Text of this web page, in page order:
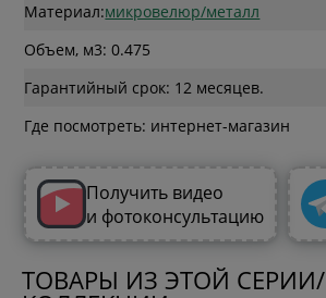
Материал:микровелюр/металл
Объем, м3: 0.475
Гарантийный срок: 12 месяцев.
Где посмотреть: интернет-магазин
Получить видео
и фотоконсультацию
ТОВАРЫ ИЗ ЭТОЙ СЕРИИ/